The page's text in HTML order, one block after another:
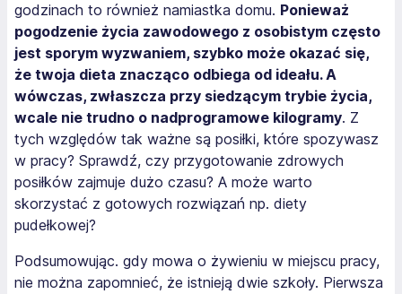
godzinach to również namiastka domu. Ponieważ
pogodzenie życia zawodowego z osobistym często
jest sporym wyzwaniem, szybko może okazać się,
że twoja dieta znacząco odbiega od ideału. A
wówczas, zwłaszcza przy siedzącym trybie życia,
wcale nie trudno o nadprogramowe kilogramy. Z
tych względów tak ważne są posiłki, które spozywasz
w pracy? Sprawdź, czy przygotowanie zdrowych
posiłków zajmuje dużo czasu? A może warto
skorzystać z gotowych rozwiązań np. diety
pudełkowej?
Podsumowując. gdy mowa o żywieniu w miejscu pracy,
nie można zapomnieć, że istnieją dwie szkoły. Pierwsza